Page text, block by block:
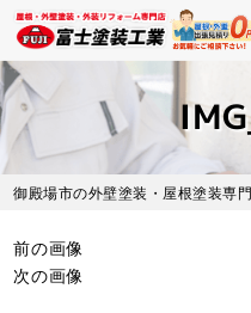
Skip
to
main
content
御殿場市の外壁塗装・屋根塗装専
前の画像
次の画像